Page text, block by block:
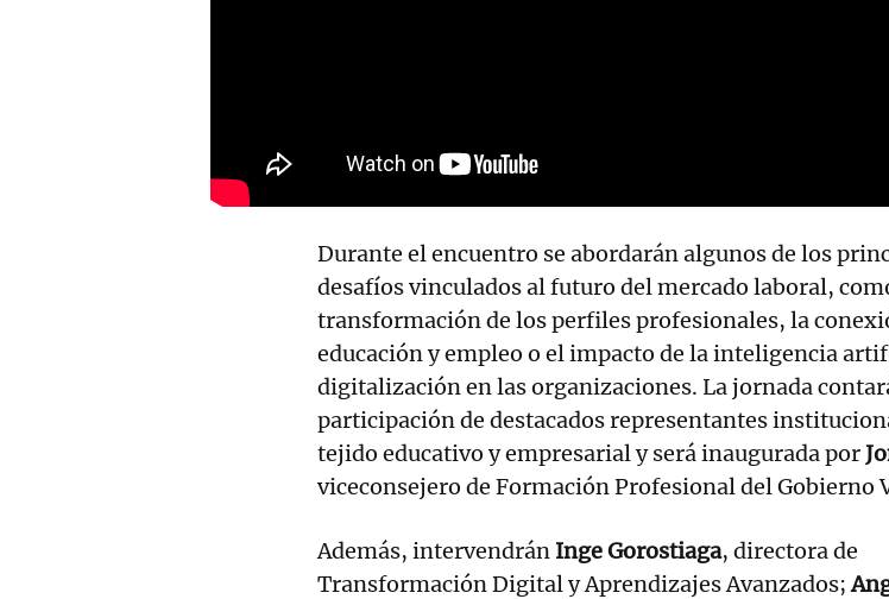
Durante el encuentro se abordarán algunos de los
desafíos vinculados al futuro del mercado laboral,
transformación de los perfiles profesionales, la
educación y empleo o el impacto de la inteligencia
digitalización en las organizaciones. La jornada
participación de destacados representantes
tejido educativo y empresarial y será inaugurada por
viceconsejero de Formación Profesional del Gobierno
Además, intervendrán Inge Gorostiaga, directora de
Transformación Digital y Aprendizajes Avanzados;